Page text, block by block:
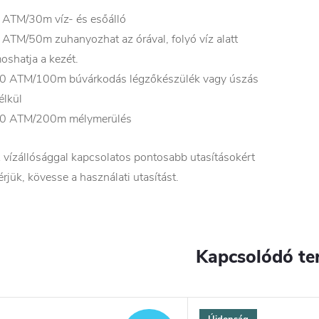
30m víz- és esőálló
50m zuhanyozhat az órával, folyó víz alatt
a kezét.
ATM/100m búvárkodás légzőkészülék vagy úszás
ATM/200m mélymerülés
vízállósággal kapcsolatos pontosabb utasításokért
kövesse a használati utasítást.
Kapcsolódó